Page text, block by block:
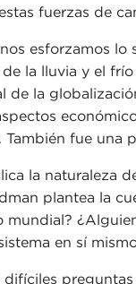
fuerzas de
esforzamos
la lluvia y el
de la
fue una
la naturaleza
plantea la
mundial?
en sí